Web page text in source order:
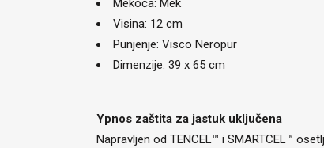
Mekoća: Mek
Visina: 12 cm
Punjenje: Visco Neropur
Dimenzije: 39 x 65 cm
Ypnos zaštita za jastuk uključena
Napravljen od TENCEL™ i SMARTCEL™